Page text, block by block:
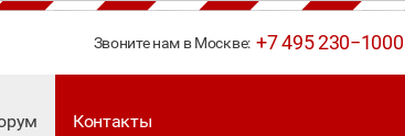
Звоните нам в Москве:+7 495 230−1000
Контакты